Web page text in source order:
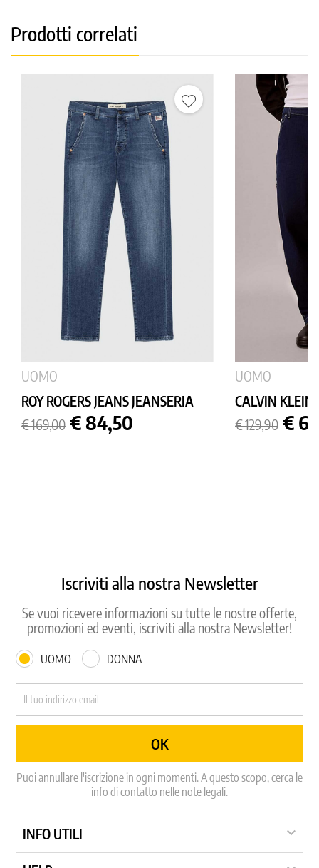
Prodotti correlati
UOMO
ROY ROGERS JEANS JEANSERIA
Prezzo
base
€ 169,00 Prezzo
€ 84,50
UOMO
CALVIN KLEIN
Prezzo
base
€ 129,90 €
Iscriviti alla nostra Newsletter
Se vuoi ricevere informazioni su tutte le nostre offerte,
promozioni ed eventi, iscriviti alla nostra Newsletter!
UOMO DONNA
Puoi annullare l'iscrizione in ogni momenti. A questo scopo, cerca le
info di contatto nelle note legali.
INFO UTILI 